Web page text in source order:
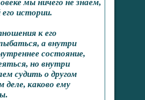
мы ничего не знаем,
истории.
к его
а внутри
состояние,
но внутри
судить о другом
деле, каково ему